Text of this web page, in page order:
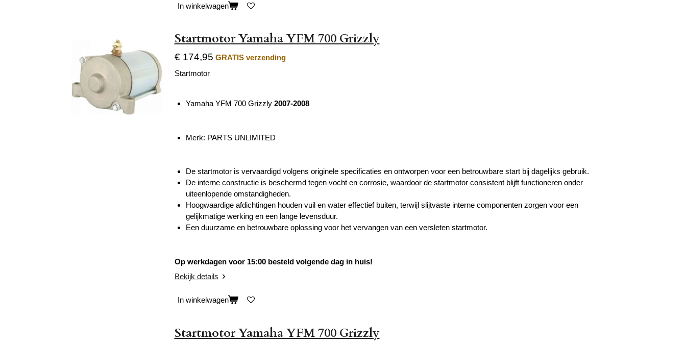
In winkelwagen
Startmotor Yamaha YFM 700 Grizzly
€ 174,95 GRATIS verzending
Startmotor
Yamaha YFM 700 Grizzly 2007-2008
Merk: PARTS UNLIMITED
De startmotor is vervaardigd volgens originele specificaties en ontworpen voor een betrouwbare start bij dagelijks gebruik.
De interne constructie is beschermd tegen vocht en corrosie, waardoor de startmotor consistent blijft functioneren onder
uiteenlopende omstandigheden.
Hoogwaardige afdichtingen houden vuil en water effectief buiten, terwijl slijtvaste interne componenten zorgen voor een
gelijkmatige werking en een lange levensduur.
Een duurzame en betrouwbare oplossing voor het vervangen van een versleten startmotor.
Op werkdagen voor 15:00 besteld volgende dag in huis!
Bekijk details
In winkelwagen
Startmotor Yamaha YFM 700 Grizzly